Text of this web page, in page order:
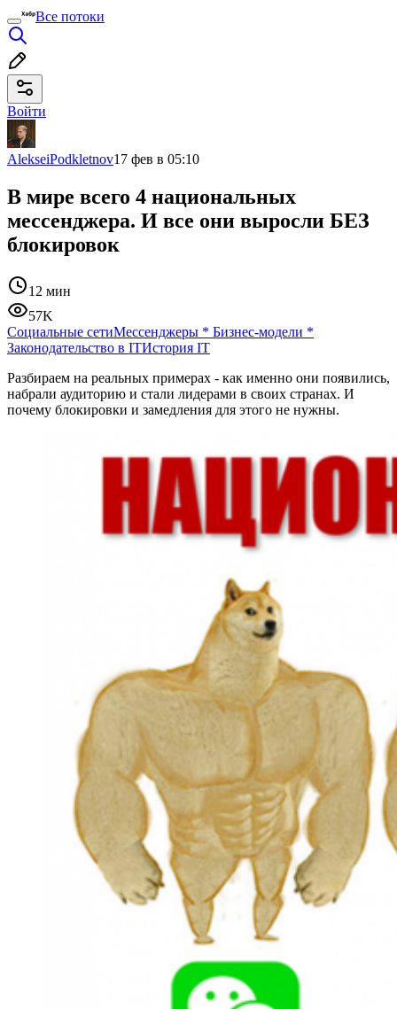
Все потоки
Войти
AlekseiPodkletnov17 фев в 05:10
В мире всего 4 национальных
мессенджера. И все они выросли БЕЗ
блокировок
12 мин
57K
Социальные сетиМессенджеры * Бизнес-модели *
Законодательство в ITИстория IT
Разбираем на реальных примерах - как именно они появились,
набрали аудиторию и стали лидерами в своих странах. И
почему блокировки и замедления для этого не нужны.